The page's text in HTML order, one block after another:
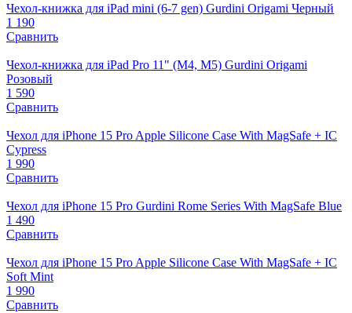
Чехол-книжка для iPad mini (6-7 gen) Gurdini Origami Черный
1 190
Сравнить
Чехол-книжка для iPad Pro 11" (M4, M5) Gurdini Origami
Розовый
1 590
Сравнить
Чехол для iPhone 15 Pro Apple Silicone Case With MagSafe + IC
Cypress
1 990
Сравнить
Чехол для iPhone 15 Pro Gurdini Rome Series With MagSafe Blue
1 490
Сравнить
Чехол для iPhone 15 Pro Apple Silicone Case With MagSafe + IC
Soft Mint
1 990
Сравнить